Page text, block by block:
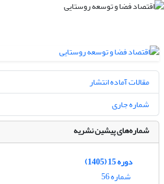
مقالات آماده انتشار
شماره جاری
شماره‌های پیشین نشریه
دوره 15 (1405)
شماره 56